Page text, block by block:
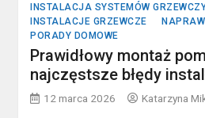
INSTALACJA SYSTEMÓW
INSTALACJE GRZEWCZE
PORADY DOMOWE
Prawidłowy montaż
najczęstsze błędy
12 marca 2026 Katarzyna